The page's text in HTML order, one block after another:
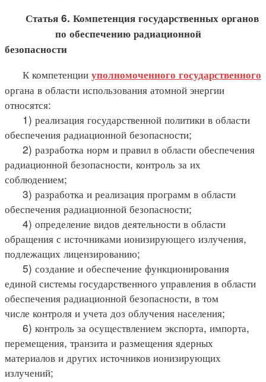
Статья 6. Компетенция государственных органов
по обеспечению радиационной
безопасности
К компетенции уполномоченного государственного
органа в области использования атомной энергии
относятся:
1) реализация государственной политики в области
обеспечения радиационной безопасности;
2) разработка норм и правил в области обеспечения
радиационной безопасности, контроль за их
соблюдением;
3) разработка и реализация программ в области
обеспечения радиационной безопасности;
4) определение видов деятельности в области
обращения с источниками ионизирующего излучения,
подлежащих лицензированию;
5) создание и обеспечение функционирования
единой системы государственного управления в области
обеспечения радиационной безопасности, в том
числе контроля и учета доз облучения населения;
6) контроль за осуществлением экспорта, импорта,
перемещения, транзита и размещения ядерных
материалов и других источников ионизирующих
излучений;